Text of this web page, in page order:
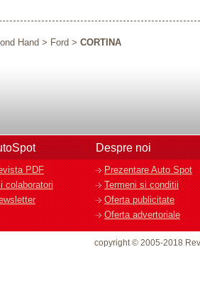
Hand > Ford > CORTINA
PDF
colaboratori
Despre noi
Prezentare Auto Spot
Termeni si conditii
Oferta publicitate
Oferta advertoriale
copyright © 2005-2018